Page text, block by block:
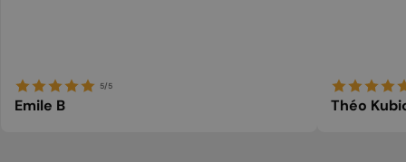
5/5
Emile B Théo